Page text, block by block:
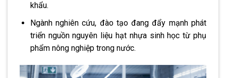
khẩu.
Ngành nghiên cứu, đào tạo đang đẩy mạnh phát
triển nguồn nguyên liệu hạt nhựa sinh học từ phụ
phẩm nông nghiệp trong nước.